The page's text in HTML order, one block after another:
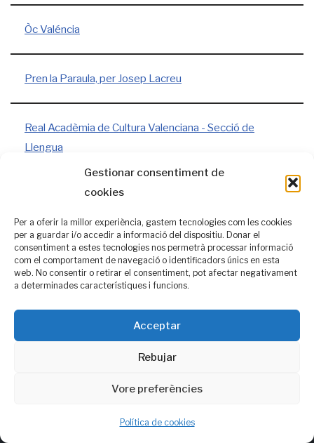
Gestionar consentiment de
cookies
Per a oferir la millor experiència, gastem tecnologies com les cookies
per a guardar i/o accedir a informació del dispositiu. Donar el
consentiment a estes tecnologies nos permetrà processar informació
com el comportament de navegació o identificadors únics en esta
web. No consentir o retirar el consentiment, pot afectar negativament
a determinades característiques i funcions.
Acceptar
Rebujar
Vore preferències
Política de cookies
Òc Valéncia
Pren la Paraula, per Josep Lacreu
Real Acadèmia de Cultura Valenciana - Secció de
Llengua
Taula de Filologia Valenciana
Política decookies
AVL i RACV i, també, opcions alternatives que consideren que